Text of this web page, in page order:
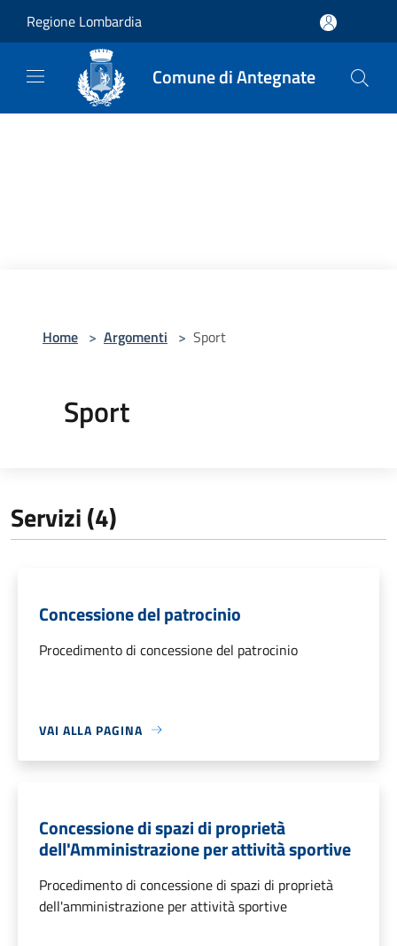
Regione Lombardia
Comune di Antegnate
Home > Argomenti > Sport
Sport
Servizi (4)
Concessione del patrocinio
Procedimento di concessione del patrocinio
VAI ALLA PAGINA
Concessione di spazi di proprietà
dell'Amministrazione per attività sportive
Procedimento di concessione di spazi di proprietà
dell'amministrazione per attività sportive